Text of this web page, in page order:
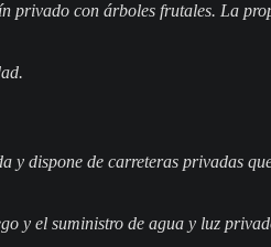
privado con árboles frutales. La
y dispone de carreteras privadas
y el suministro de agua y luz